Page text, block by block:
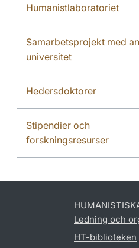
Humanistlaboratoriet
Samarbetsprojekt med
universitet
Hedersdoktorer
Stipendier och
forskningsresurser
Ledning och
HT-biblioteken